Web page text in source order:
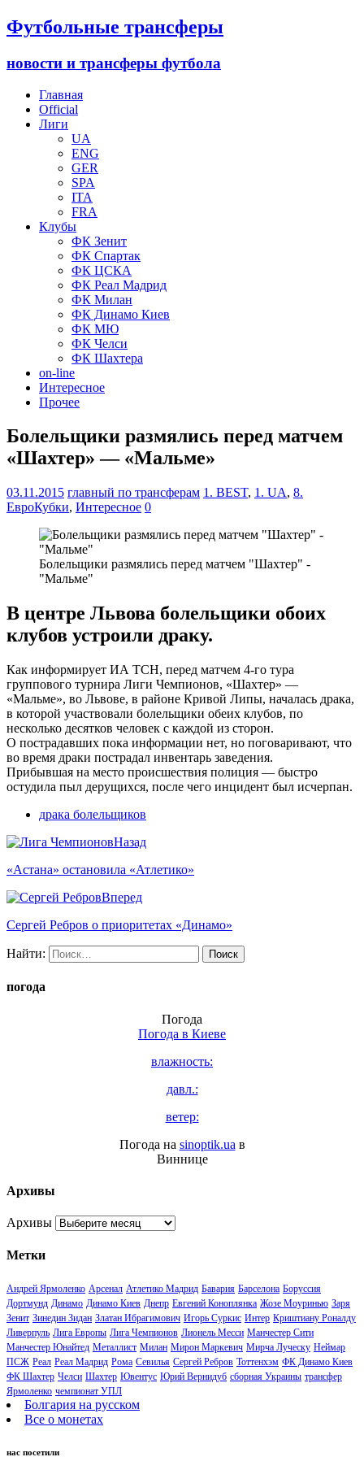
Футбольные трансферы
новости и трансферы футбола
Главная
Official
Лиги
UA
ENG
GER
SPA
ITA
FRA
Клубы
ФК Зенит
ФК Спартак
ФК ЦСКА
ФК Реал Мадрид
ФК Милан
ФК Динамо Киев
ФК МЮ
ФК Челси
ФК Шахтера
on-line
Интересное
Прочее
Болельщики размялись перед матчем
«Шахтер» — «Мальме»
03.11.2015 главный по трансферам 1. BEST, 1. UA, 8.
ЕвроКубки, Интересное 0
Болельщики размялись перед матчем "Шахтер" -
"Мальме"
В центре Львова болельщики обоих
клубов устроили драку.
Как информирует ИА ТСН, перед матчем 4-го тура
группового турнира Лиги Чемпионов, «Шахтер» —
«Мальме», во Львове, в районе Кривой Липы, началась драка,
в которой участвовали болельщики обеих клубов, по
несколько десятков человек с каждой из сторон.
О пострадавших пока информации нет, но поговаривают, что
во время драки пострадал инвентарь заведения.
Прибывшая на место происшествия полиция — быстро
остудила пыл дерущихся, после чего инцидент был исчерпан.
драка болельщиков
Назад
«Астана» остановила «Атлетико»
Вперед
Сергей Ребров о приоритетах «Динамо»
Найти:
погода
Погода
Погода в Киеве
влажность:
давл.:
ветер:
Погода на sinoptik.ua в
Виннице
Архивы
Архивы
Метки
Андрей Ярмоленко Арсенал Атлетико Мадрид Бавария Барселона Боруссия
Дортмунд Динамо Динамо Киев Днепр Евгений Коноплянка Жозе Моуринью Заря
Зенит Зинедин Зидан Златан Ибрагимович Игорь Суркис Интер Криштиану Роналду
Ливерпуль Лига Европы Лига Чемпионов Лионель Месси Манчестер Сити
Манчестер Юнайтед Металлист Милан Мирон Маркевич Мирча Луческу Неймар
ПСЖ Реал Реал Мадрид Рома Севилья Сергей Ребров Тоттенхэм ФК Динамо Киев
ФК Шахтер Челси Шахтер Ювентус Юрий Вернидуб сборная Украины трансфер
Ярмоленко чемпионат УПЛ
Болгария на русском
Все о монетах
нас посетили